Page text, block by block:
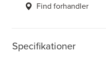
Specifikationer
Find forhandler